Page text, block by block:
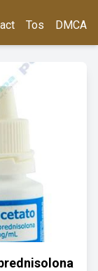
Tos DMCA